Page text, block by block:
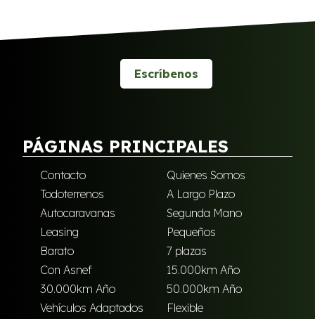
Escríbenos
PÁGINAS PRINCIPALES
Contacto
Quienes Somos
Todoterrenos
A Largo Plazo
Autocaravanas
Segunda Mano
Leasing
Pequeños
Barato
7 plazas
Con Asnef
15.000km Año
30.000km Año
50.000km Año
Vehículos Adaptados
Flexible